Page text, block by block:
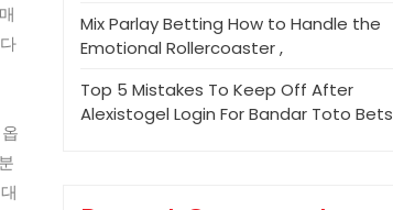
Mix Parlay Betting How to Handle the
Emotional Rollercoaster ,
Top 5 Mistakes To Keep Off After
Alexistogel Login For Bandar Toto Bets